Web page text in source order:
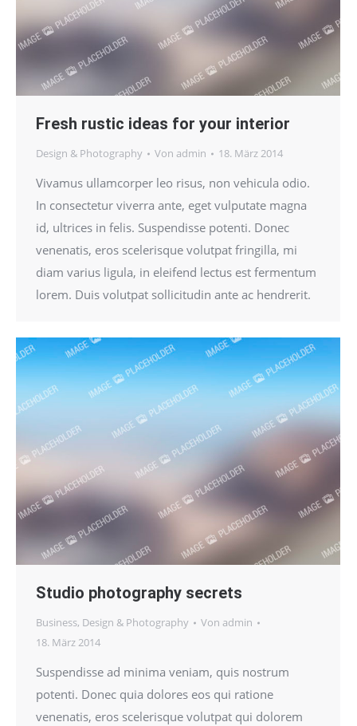
Fresh rustic ideas for your interior
Design & Photography Von admin 18. März 2014
Vivamus ullamcorper leo risus, non vehicula odio.
In consectetur viverra ante, eget vulputate magna
id, ultrices in felis. Suspendisse potenti. Donec
venenatis, eros scelerisque volutpat fringilla, mi
diam varius ligula, in eleifend lectus est fermentum
lorem. Duis volutpat sollicitudin ante ac hendrerit.
Studio photography secrets
Business, Design & Photography Von admin
18. März 2014
Suspendisse ad minima veniam, quis nostrum
potenti. Donec quia dolores eos qui ratione
venenatis, eros scelerisque volutpat qui dolorem